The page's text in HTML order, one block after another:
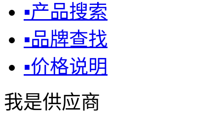
▪产品搜索
▪品牌查找
▪价格说明
我是供应商